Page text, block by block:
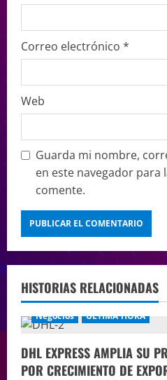
Correo electrónico *
Web
Guarda mi nombre,
en este navegador para
comente.
HISTORIAS RELACIONADAS
Negocios ÚLTIMA HORA
DHL EXPRESS AMPLIA SU
POR CRECIMIENTO DE